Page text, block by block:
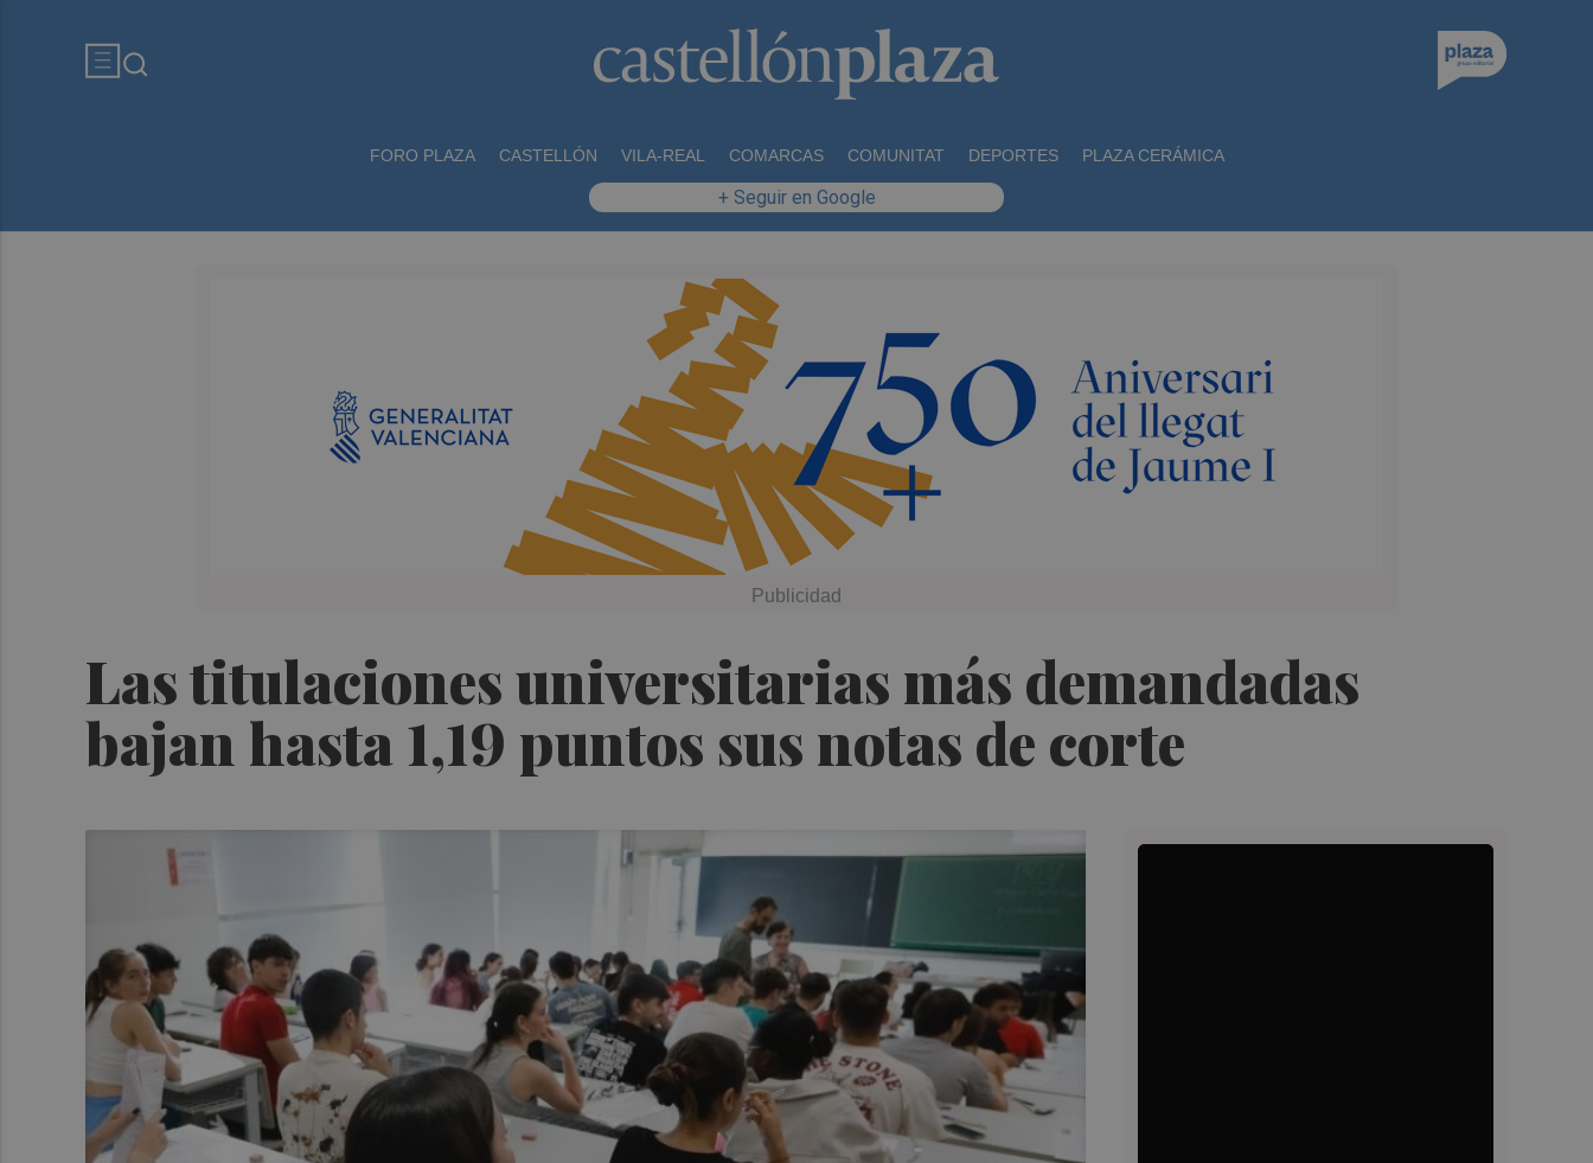
FORO PLAZA CASTELLÓN VILA-REAL COMARCAS COMUNITAT DEPORTES PLAZA CERÁMICA
+ Seguir en Google
Las titulaciones universitarias más demandadas
bajan hasta 1,19 puntos sus notas de corte